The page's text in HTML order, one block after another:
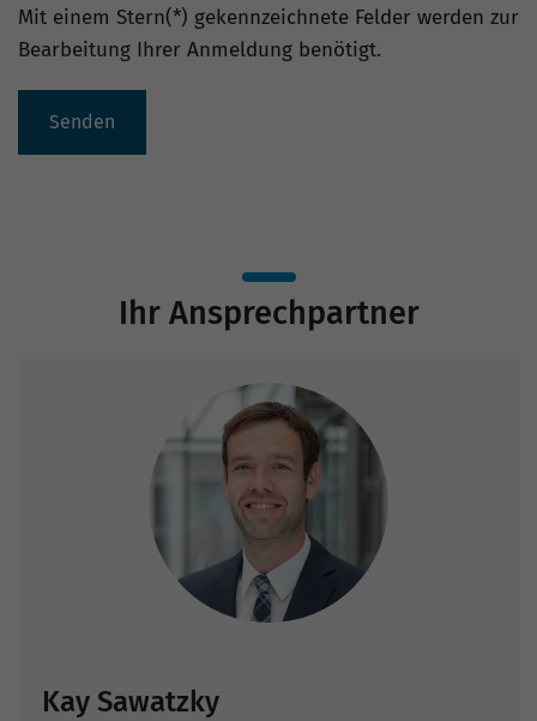
Mit einem Stern(*) gekennzeichnete Felder werden zur
Bearbeitung Ihrer Anmeldung benötigt.
Senden
Ihr Ansprechpartner
Kay Sawatzky